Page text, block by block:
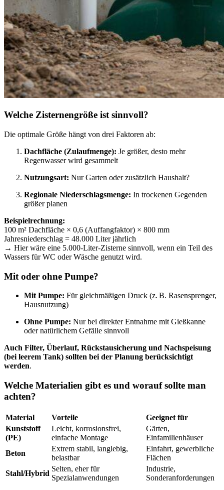
Welche Zisternengröße ist sinnvoll?
Die optimale Größe hängt von drei Faktoren ab:
Dachfläche (Zulaufmenge): Je größer, desto mehr
Regenwasser wird gesammelt
Nutzungsart: Nur Garten oder zusätzlich Haushalt?
Regionale Niederschlagsmenge: In trockenen Gegenden
größer planen
Beispielrechnung:
100 m² Dachfläche × 0,6 (Auffangfaktor) × 800 mm
Jahresniederschlag = 48.000 Liter jährlich
→ Hier wäre eine 5.000-Liter-Zisterne sinnvoll, wenn ein Teil des
Wassers für WC oder Wäsche genutzt wird.
Mit oder ohne Pumpe?
Mit Pumpe: Für gleichmäßigen Druck (z. B. Rasensprenger,
Hausnutzung)
Ohne Pumpe: Nur bei direkter Entnahme mit Gießkanne
oder natürlichem Gefälle sinnvoll
Auch Filter, Überlauf, Rückstausicherung und Nachspeisung
(bei leerem Tank) sollten bei der Planung berücksichtigt
werden.
Welche Materialien gibt es und worauf sollte man
achten?
Material Vorteile
Geeignet für
Kunststoff
(PE)
Leicht, korrosionsfrei,
einfache Montage
Gärten,
Einfamilienhäuser
Beton
Extrem stabil, langlebig,
belastbar
Einfahrt, gewerbliche
Flächen
Stahl/Hybrid
Selten, eher für
Spezialanwendungen
Industrie,
Sonderanforderungen